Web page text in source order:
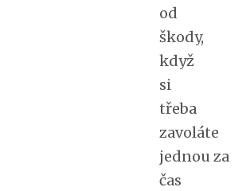
od
škody,
když
si
třeba
zavoláte
jednou za
čas